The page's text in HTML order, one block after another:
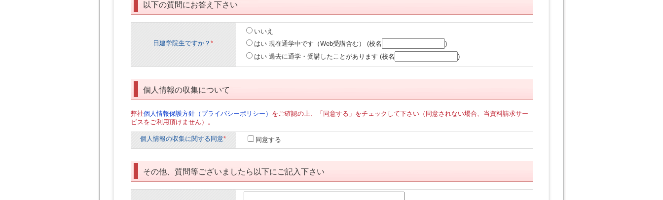
以下の質問にお答え下さい
日建学院生ですか？ *
いいえ
はい 現在通学中です（Web受講含む）
(校名
)
はい 過去に通学・受講したことがあります (校名 )
個人情報の収集について
弊社個人情報保護方針（プライバシーポリシー） をご確認の上、「同意する」をチェックして下さい（同意されない場合、当資料請求サー
ビスをご利用頂けません）。
個人情報の収集に関する同意* 同意する
その他、質問等ございましたら以下にご記入下さい